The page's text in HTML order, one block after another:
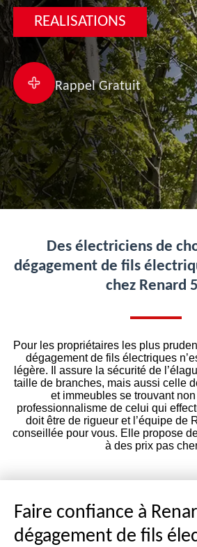
REALISATIONS
Rappel Gratuit
Des électriciens de
dégagement de fils
chez Renard
Pour les propriétaires les plus
dégagement de fils électriques
légère. Il assure la sécurité de
taille de branches, mais aussi celle
et immeubles se trouvant
professionnalisme de celui qui
doit être de rigueur et l’équipe de
conseillée pour vous. Elle propose
à des prix pas
Faire confiance à
dégagement de fils